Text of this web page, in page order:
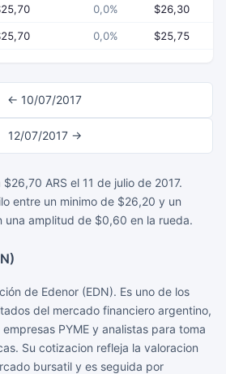
0,0% $26,30
0,0% $25,75
← 10/07/2017
12/07/2017 →
ARS el 11 de julio de 2017.
entre un minimo de $26,20 y un
una amplitud de $0,60 en la rueda.
de Edenor (EDN). Es uno de los
del mercado financiero argentino,
PYME y analistas para toma
Su cotizacion refleja la valoracion
bursatil y es seguida por